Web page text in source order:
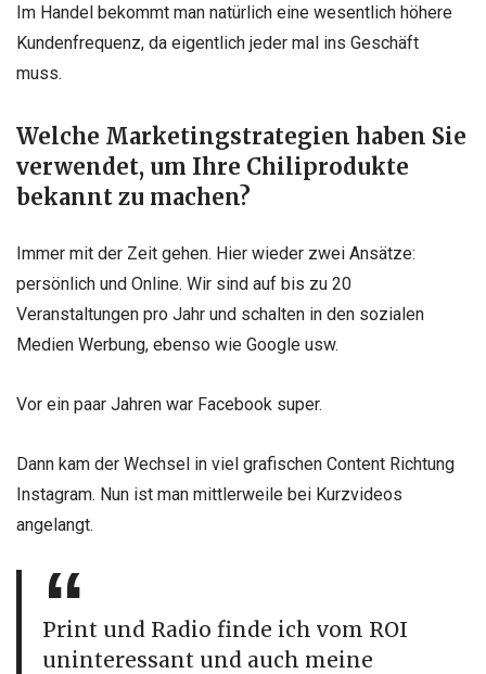
Im Handel bekommt man natürlich eine wesentlich höhere
Kundenfrequenz, da eigentlich jeder mal ins Geschäft
muss.
Welche Marketingstrategien haben Sie
verwendet, um Ihre Chiliprodukte
bekannt zu machen?
Immer mit der Zeit gehen. Hier wieder zwei Ansätze:
persönlich und Online. Wir sind auf bis zu 20
Veranstaltungen pro Jahr und schalten in den sozialen
Medien Werbung, ebenso wie Google usw.
Vor ein paar Jahren war Facebook super.
Dann kam der Wechsel in viel grafischen Content Richtung
Instagram. Nun ist man mittlerweile bei Kurzvideos
angelangt.
Print und Radio finde ich vom ROI
uninteressant und auch meine